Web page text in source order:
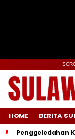
HOME BERITA
Penggeledahan